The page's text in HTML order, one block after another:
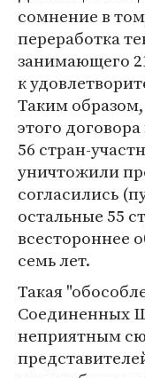
сомнение в
переработка
занимающего
к
Таким
этого
56 стран-
уничтожили
согласились
остальные 55
всестороннее
семь лет.
Такая
Соединенных
неприятным